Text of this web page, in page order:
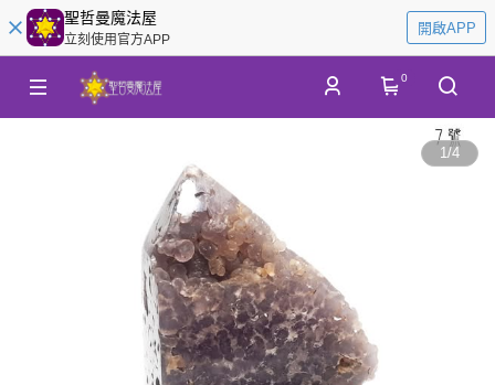
聖哲曼魔法屋
立刻使用官方APP
開啟APP
0
1/4